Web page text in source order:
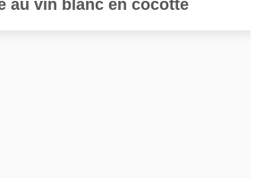
au vin blanc en cocotte